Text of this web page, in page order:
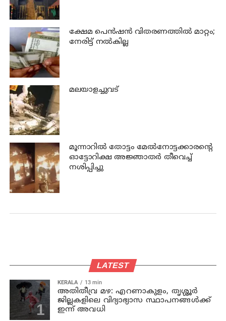
ക്ഷേമ പെന്‍ഷന്‍ വിതരണത്തില്‍ മാറ്റം;
നേരിട്ട് നല്‍കില്ല
മലയാളച്ചുവട്
മൂന്നാറില്‍ തോട്ടം മേല്‍നോട്ടക്കാരന്റെ
ഓട്ടോറിക്ഷ അജ്ഞാതര്‍ തീവെച്ച്
നശിപ്പിച്ചു
LATEST
KERALA 13 min
അതിതീവ്ര മഴ: എറണാകുളം, തൃശ്ശൂർ
ജില്ലകളിലെ വിദ്യാഭ്യാസ സ്ഥാപനങ്ങൾക്ക്
ഇന്ന് അവധി